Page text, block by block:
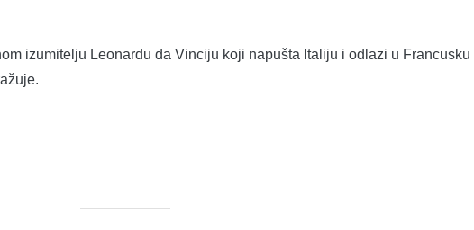
izumitelju Leonardu da Vinciju koji napušta Italiju i odlazi u Francusku